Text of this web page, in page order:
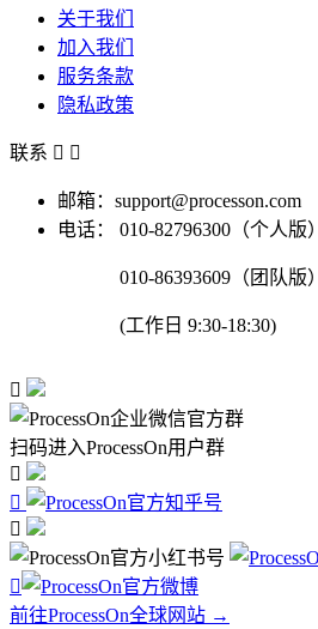
关于我们
加入我们
服务条款
隐私政策
联系  
邮箱：support@processon.com
电话：
010-82796300（个人版）
010-86393609（团队版）
(工作日 9:30-18:30)

扫码进入ProcessOn用户群




前往ProcessOn全球网站 →